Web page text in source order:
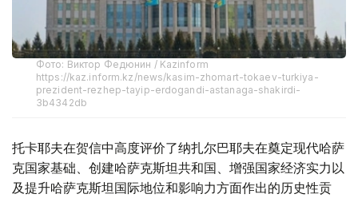
Фото: Виктор Федюнин / Kazinform
https://kaz.inform.kz/news/kasim-zhomart-tokaev-turkiya-
prezident-rezhep-tayip-erdogandi-astanaga-shakirdi-
3b4342db
托卡耶夫在贺信中高度评价了纳扎尔巴耶夫在奠定现代哈萨
克国家基础、创建哈萨克斯坦共和国、增强国家经济实力以
及提升哈萨克斯坦国际地位和影响力方面作出的历史性贡